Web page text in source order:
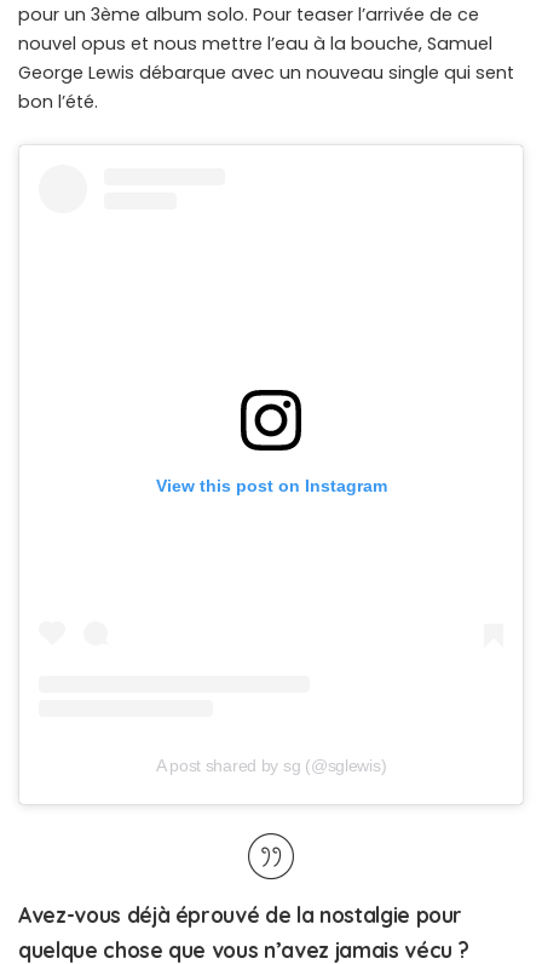
pour un 3ème album solo. Pour teaser l’arrivée de ce
nouvel opus et nous mettre l’eau à la bouche, Samuel
George Lewis débarque avec un nouveau single qui sent
bon l’été.
View this post on Instagram
A post shared by sg (@sglewis)
Avez-vous déjà éprouvé de la nostalgie pour
quelque chose que vous n’avez jamais vécu ?